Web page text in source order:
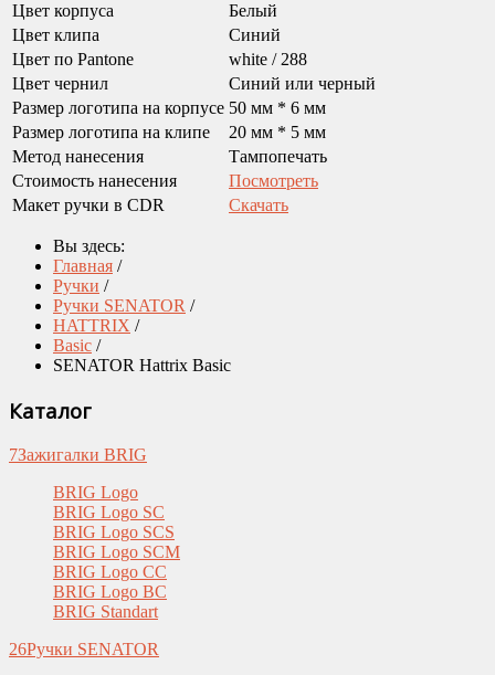
Цвет корпуса
Белый
Цвет клипа
Синий
Цвет по Pantone
white / 288
Цвет чернил
Синий или черный
Размер логотипа на корпусе 50 мм * 6 мм
Размер логотипа на клипе
20 мм * 5 мм
Метод нанесения
Тампопечать
Стоимость нанесения
Посмотреть
Макет ручки в CDR
Скачать
Вы здесь:
Главная /
Ручки /
Ручки SENATOR /
HATTRIX /
Basic /
SENATOR Hattrix Basic
Каталог
7Зажигалки BRIG
BRIG Logo
BRIG Logo SC
BRIG Logo SCS
BRIG Logo SCM
BRIG Logo CC
BRIG Logo BC
BRIG Standart
26Ручки SENATOR